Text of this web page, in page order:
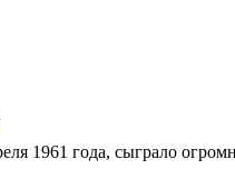
1961 года, сыграло